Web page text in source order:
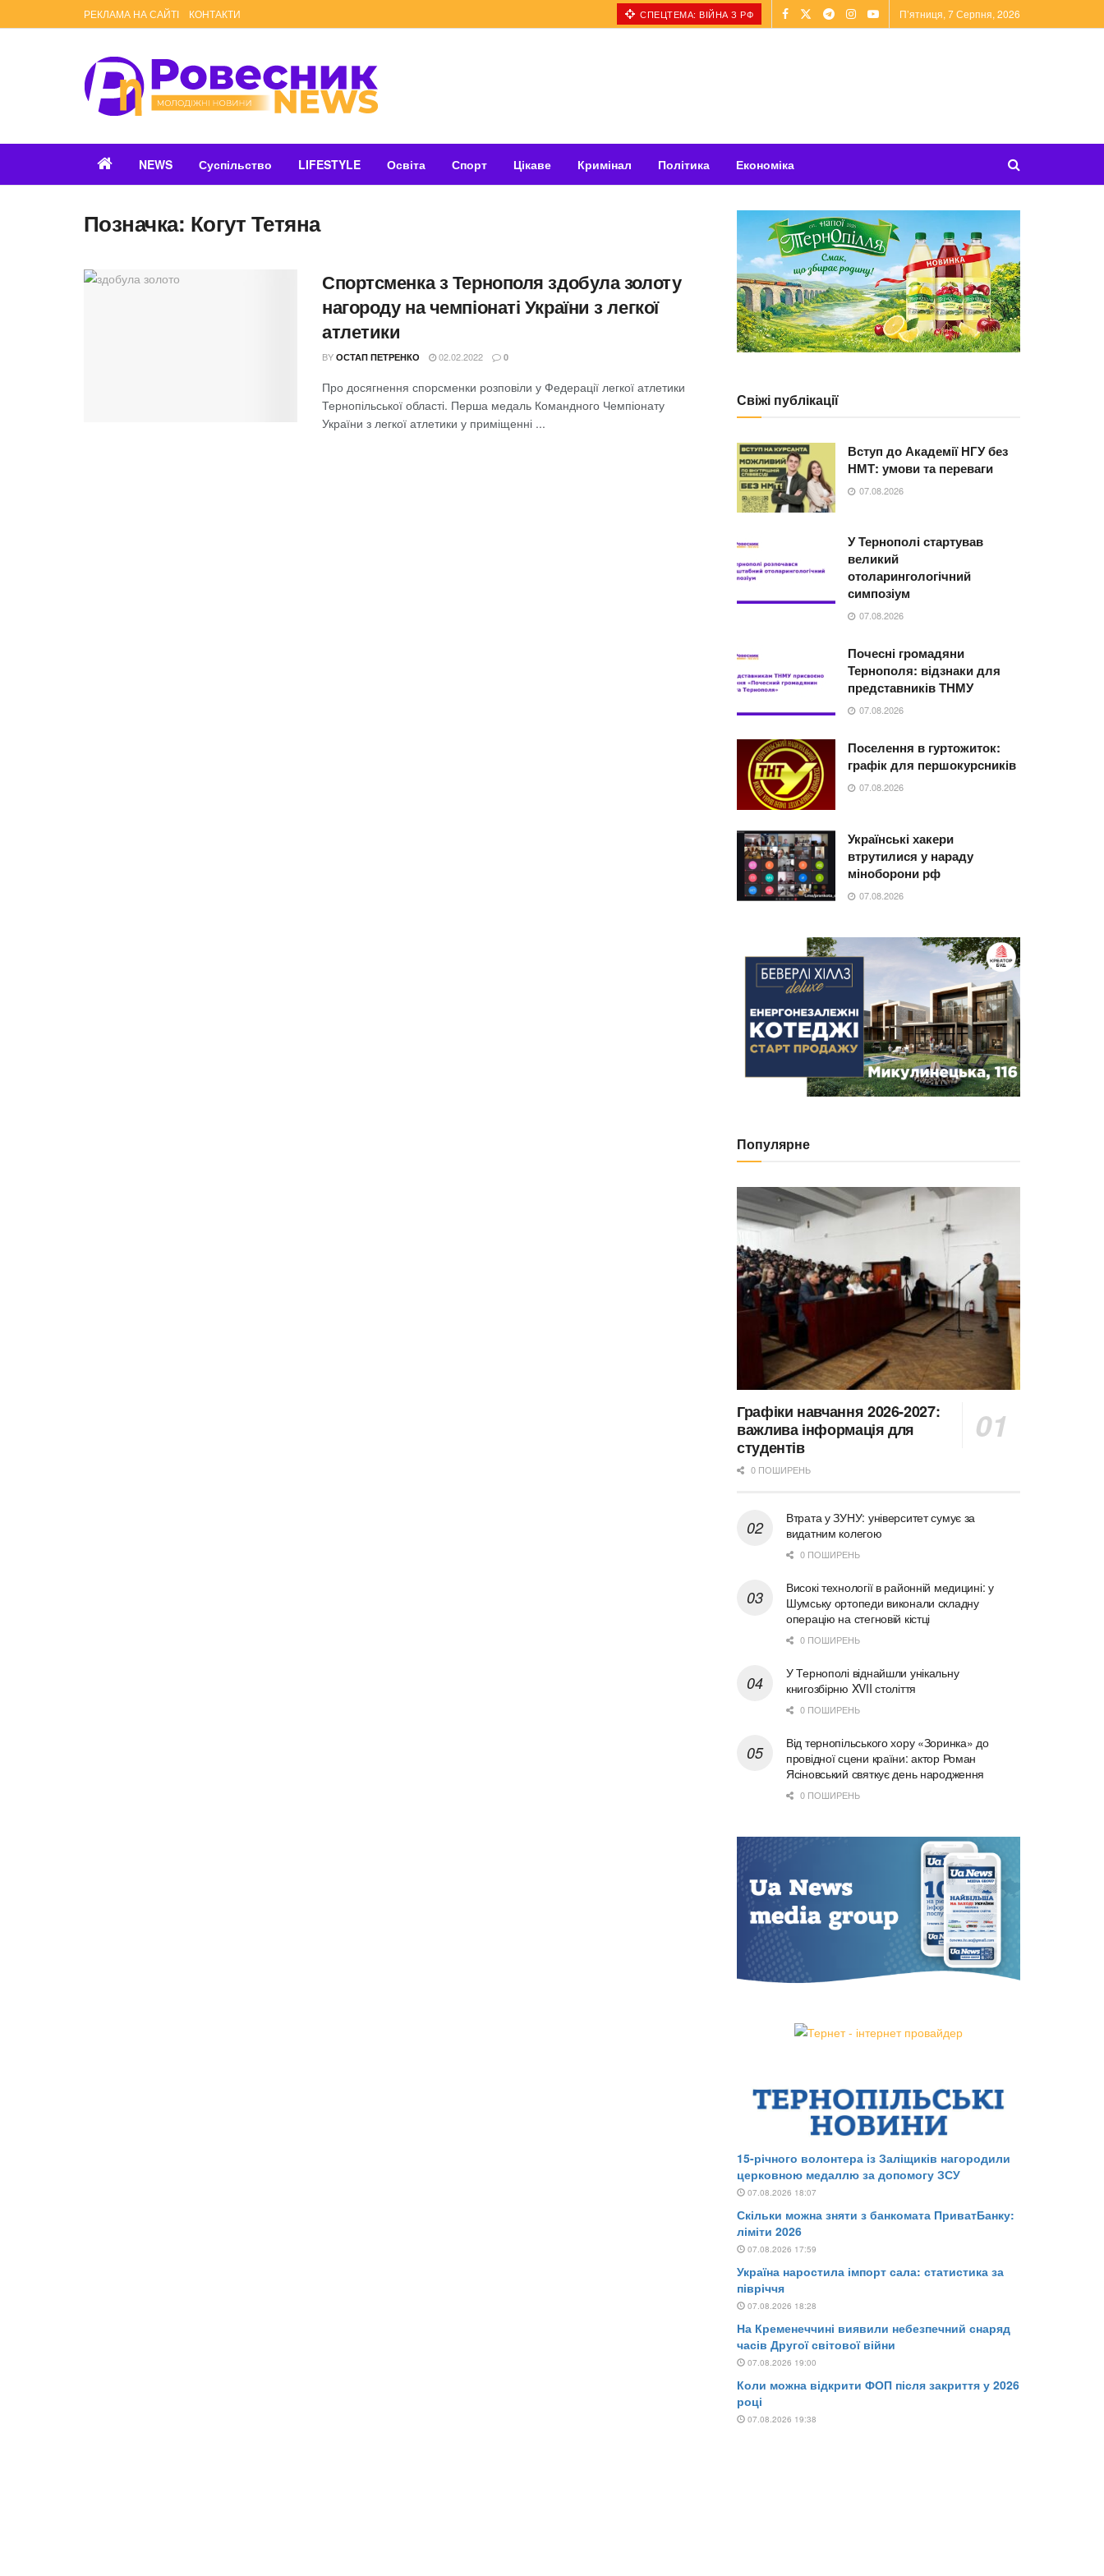
РЕКЛАМА НА САЙТІ КОНТАКТИ СПЕЦТЕМА: ВІЙНА З РФ П’ятниця, 7 Серпня, 2026
NEWS Суспільство LIFESTYLE Освіта Спорт Цікаве Кримінал Політика Економіка
Позначка: Когут Тетяна
Спортсменка з Тернополя здобула золоту
нагороду на чемпіонаті України з легкої
атлетики
BY ОСТАП ПЕТРЕНКО 02.02.2022 0
Про досягнення спорсменки розповіли у Федерації легкої атлетики
Тернопільської області. Перша медаль Командного Чемпіонату
України з легкої атлетики у приміщенні ...
Свіжі публікації
Вступ до Академії НГУ без
НМТ: умови та переваги
07.08.2026
У Тернополі стартував
великий
отоларингологічний
симпозіум
07.08.2026
Почесні громадяни
Тернополя: відзнаки для
представників ТНМУ
07.08.2026
Поселення в гуртожиток:
графік для першокурсників
07.08.2026
Українські хакери
втрутилися у нараду
міноборони рф
07.08.2026
Популярне
Графіки навчання 2026-2027:
важлива інформація для
студентів
0 ПОШИРЕНЬ
Втрата у ЗУНУ: університет сумує за
видатним колегою
0 ПОШИРЕНЬ
Високі технології в районній медицині: у
Шумську ортопеди виконали складну
операцію на стегновій кістці
0 ПОШИРЕНЬ
У Тернополі віднайшли унікальну
книгозбірню XVII століття
0 ПОШИРЕНЬ
Від тернопільського хору «Зоринка» до
провідної сцени країни: актор Роман
Ясіновський святкує день народження
0 ПОШИРЕНЬ